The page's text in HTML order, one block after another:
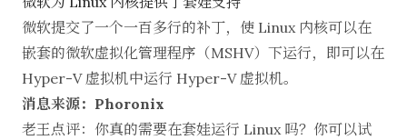
微软提交了一个一百多行的补丁，使 Linux 内核可以在
嵌套的微软虚拟化管理程序（MSHV）下运行，即可以在
Hyper-V 虚拟机中运行 Hyper-V 虚拟机。
消息来源：Phoronix
老王点评：你真的需要在套娃运行 Linux 吗？你可以试